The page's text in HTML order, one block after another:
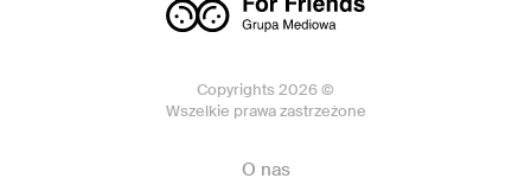
Copyrights 2026 ©
Wszelkie prawa zastrzeżone
O nas